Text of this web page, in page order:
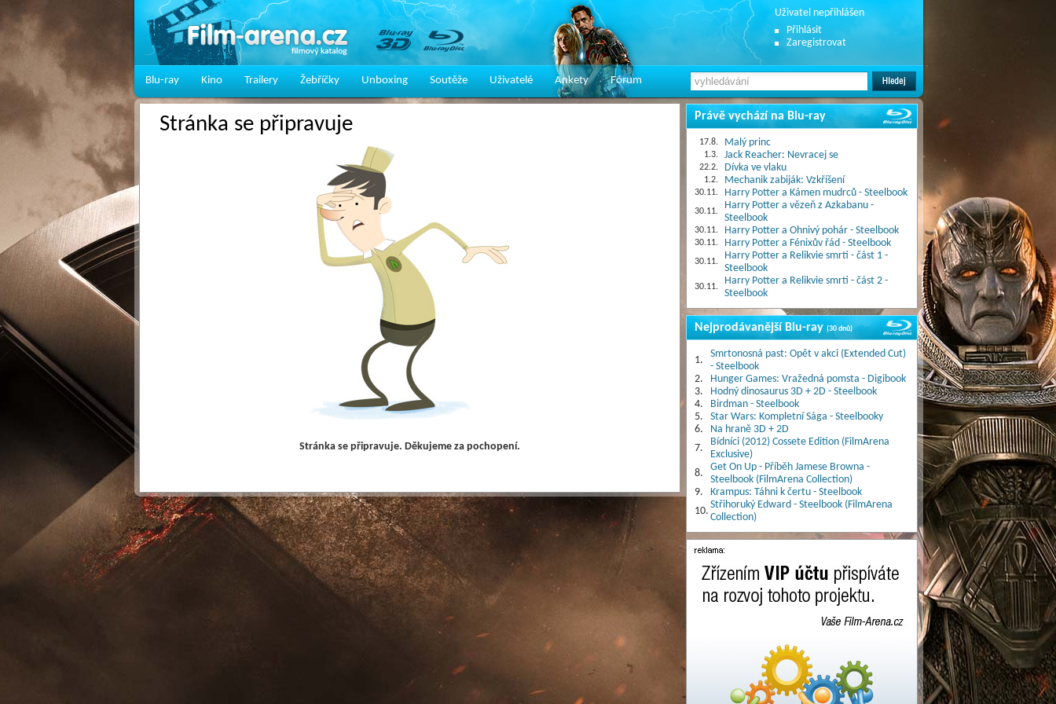
Uživatel nepřihlášen
Přihlásit
Zaregistrovat
Blu-ray Kino Trailery Žebříčky Unboxing Soutěže Uživatelé Ankety Fórum
Stránka se připravuje
Stránka se připravuje. Děkujeme za pochopení.
Právě vychází na Blu-ray
17.8. Malý princ
1.3. Jack Reacher: Nevracej se
22.2. Dívka ve vlaku
1.2. Mechanik zabiják: Vzkříšení
30.11. Harry Potter a Kámen mudrců - Steelbook
30.11.
Harry Potter a vězeň z Azkabanu -
Steelbook
30.11. Harry Potter a Ohnivý pohár - Steelbook
30.11. Harry Potter a Fénixův řád - Steelbook
30.11.
Harry Potter a Relikvie smrti - část 1 -
Steelbook
30.11.
Harry Potter a Relikvie smrti - část 2 -
Steelbook
Nejprodávanější Blu-ray(30 dnů)
1.
Smrtonosná past: Opět v akci (Extended Cut)
- Steelbook
2.
Hunger Games: Vražedná pomsta - Digibook
3.
Hodný dinosaurus 3D + 2D - Steelbook
4.
Birdman - Steelbook
5.
Star Wars: Kompletní Sága - Steelbooky
6.
Na hraně 3D + 2D
7.
Bídníci (2012) Cossete Edition (FilmArena
Exclusive)
8.
Get On Up - Příběh Jamese Browna -
Steelbook (FilmArena Collection)
9.
Krampus: Táhni k čertu - Steelbook
10.
Střihoruký Edward - Steelbook (FilmArena
Collection)